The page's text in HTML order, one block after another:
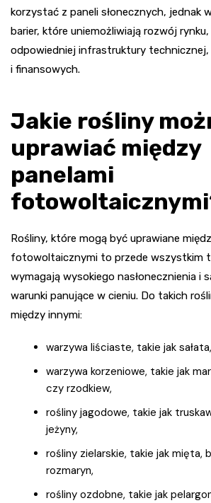
korzystać z paneli słonecznych, jednak
barier, które uniemożliwiają rozwój
odpowiedniej infrastruktury technicznej,
i finansowych.
Jakie rośliny
uprawiać między
panelami
Rośliny, które mogą być uprawiane
fotowoltaicznymi to przede wszystkim
wymagają wysokiego nasłonecznienia i
warunki panujące w cieniu. Do takich
między innymi:
warzywa liściaste, takie jak
warzywa korzeniowe, takie jak
czy rzodkiew,
rośliny jagodowe, takie jak
jeżyny,
rośliny zielarskie, takie jak mięta,
rozmaryn,
rośliny ozdobne, takie jak